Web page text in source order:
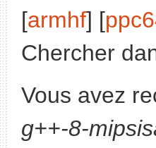
[armhf] [
Chercher
Vous avez
g++-8-